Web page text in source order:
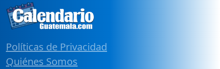
Políticas de Privacidad
Quiénes Somos